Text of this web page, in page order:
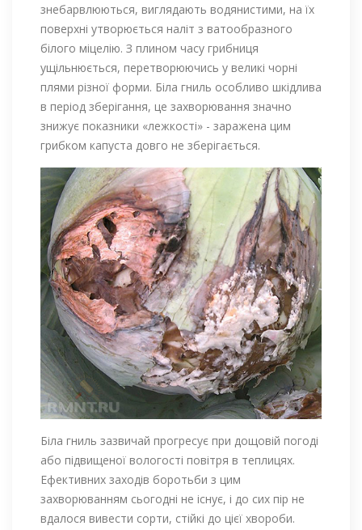
знебарвлюються, виглядають водянистими, на їх
поверхні утворюється наліт з ватообразного
білого міцелію. З плином часу грибниця
ущільнюється, перетворюючись у великі чорні
плями різної форми. Біла гниль особливо шкідлива
в період зберігання, це захворювання значно
знижує показники «лежкості» - заражена цим
грибком капуста довго не зберігається.
Біла гниль зазвичай прогресує при дощовій погоді
або підвищеної вологості повітря в теплицях.
Ефективних заходів боротьби з цим
захворюванням сьогодні не існує, і до сих пір не
вдалося вивести сорти, стійкі до цієї хвороби.